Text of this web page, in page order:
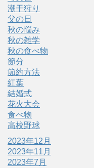
潮干狩り
父の日
秋の悩み
秋の雑学
秋の食べ物
節分
節約方法
紅葉
結婚式
花火大会
食べ物
高校野球
2023年12月
2023年11月
2023年7月